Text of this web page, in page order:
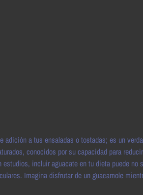
adición a tus ensaladas o tostadas; es un
conocidos por su capacidad para
estudios, incluir aguacate en tu dieta puede
Imagina disfrutar de un guacamole